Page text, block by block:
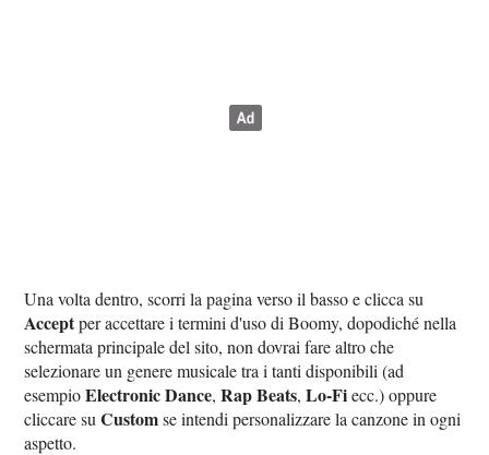
Una volta dentro, scorri la pagina verso il basso e clicca su
Acceptper accettare i termini d'uso di Boomy, dopodiché nella
schermata principale del sito, non dovrai fare altro che
selezionare un genere musicale tra i tanti disponibili (ad
esempioElectronic Dance,Rap Beats,Lo-Fiecc.) oppure
cliccare suCustomse intendi personalizzare la canzone in ogni
aspetto.